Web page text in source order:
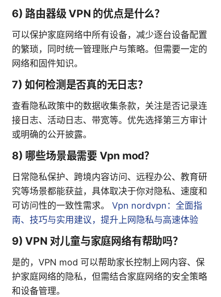
6) 路由器级 VPN 的优点是什么？
可以保护家庭网络中所有设备，减少逐台设备配置
的繁琐，同时统一管理账户与策略。但需要一定的
网络和固件知识。
7) 如何检测是否真的无日志？
查看隐私政策中的数据收集条款，关注是否记录连
接日志、活动日志、带宽等。优先选择第三方审计
或明确的公开披露。
8) 哪些场景最需要 Vpn mod？
日常隐私保护、跨境内容访问、远程办公、教育研
究等场景都能获益，具体取决于你对隐私、速度和
可访问性的一致性需求。 Vpn nordvpn：全面指
南、技巧与实用建议，提升上网隐私与高速体验
9) VPN 对儿童与家庭网络有帮助吗？
是的，VPN mod 可以帮助家长控制上网内容、保
护家庭网络的隐私，但需结合家庭网络的安全策略
和设备管理。